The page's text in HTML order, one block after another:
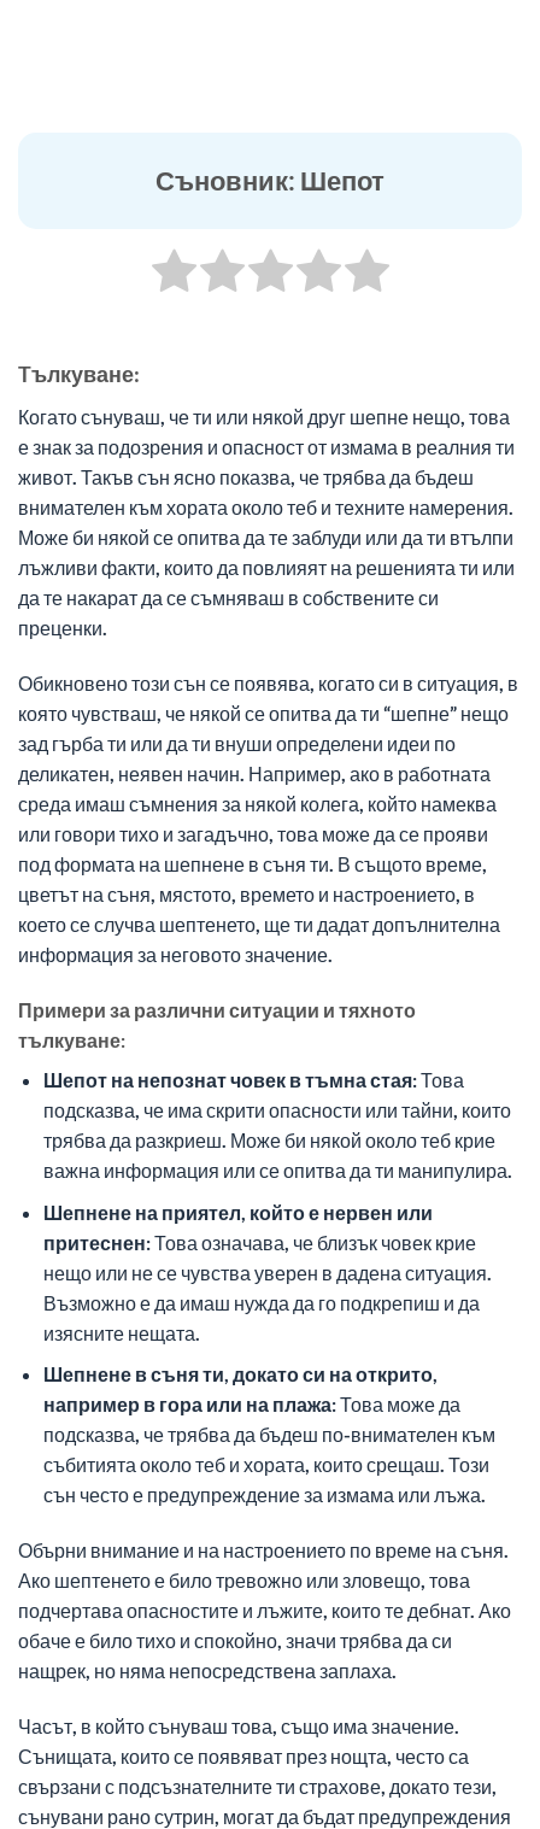
Съновник: Шепот
Tълкуване:
Когато сънуваш, че ти или някой друг шепне нещо, това
е знак за подозрения и опасност от измама в реалния ти
живот. Такъв сън ясно показва, че трябва да бъдеш
внимателен към хората около теб и техните намерения.
Може би някой се опитва да те заблуди или да ти втълпи
лъжливи факти, които да повлияят на решенията ти или
да те накарат да се съмняваш в собствените си
преценки.
Обикновено този сън се появява, когато си в ситуация, в
която чувстваш, че някой се опитва да ти “шепне” нещо
зад гърба ти или да ти внуши определени идеи по
деликатен, неявен начин. Например, ако в работната
среда имаш съмнения за някой колега, който намеква
или говори тихо и загадъчно, това може да се прояви
под формата на шепнене в съня ти. В същото време,
цветът на съня, мястото, времето и настроението, в
което се случва шептенето, ще ти дадат допълнителна
информация за неговото значение.
Примери за различни ситуации и тяхното
тълкуване:
Шепот на непознат човек в тъмна стая:Това
подсказва, че има скрити опасности или тайни, които
трябва да разкриеш. Може би някой около теб крие
важна информация или се опитва да ти манипулира.
Шепнене на приятел, който е нервен или
притеснен:Това означава, че близък човек крие
нещо или не се чувства уверен в дадена ситуация.
Възможно е да имаш нужда да го подкрепиш и да
изясните нещата.
Шепнене в съня ти, докато си на открито,
например в гора или на плажа:Това може да
подсказва, че трябва да бъдеш по-внимателен към
събитията около теб и хората, които срещаш. Този
сън често е предупреждение за измама или лъжа.
Обърни внимание и на настроението по време на съня.
Ако шептенето е било тревожно или зловещо, това
подчертава опасностите и лъжите, които те дебнат. Ако
обаче е било тихо и спокойно, значи трябва да си
нащрек, но няма непосредствена заплаха.
Часът, в който сънуваш това, също има значение.
Сънищата, които се появяват през нощта, често са
свързани с подсъзнателните ти страхове, докато тези,
сънувани рано сутрин, могат да бъдат предупреждения